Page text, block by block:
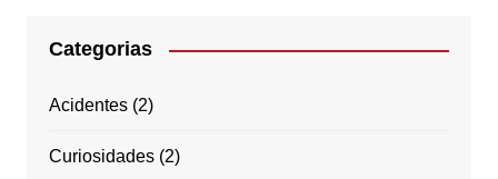
Categorias
Acidentes(2)
Curiosidades(2)